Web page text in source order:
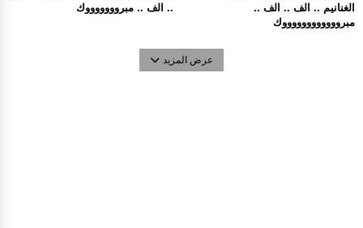
.. الف .. مبروووووووك
الغنانيم .. الف .. الف ..
مبرووووووووووووك
عرض المزيد